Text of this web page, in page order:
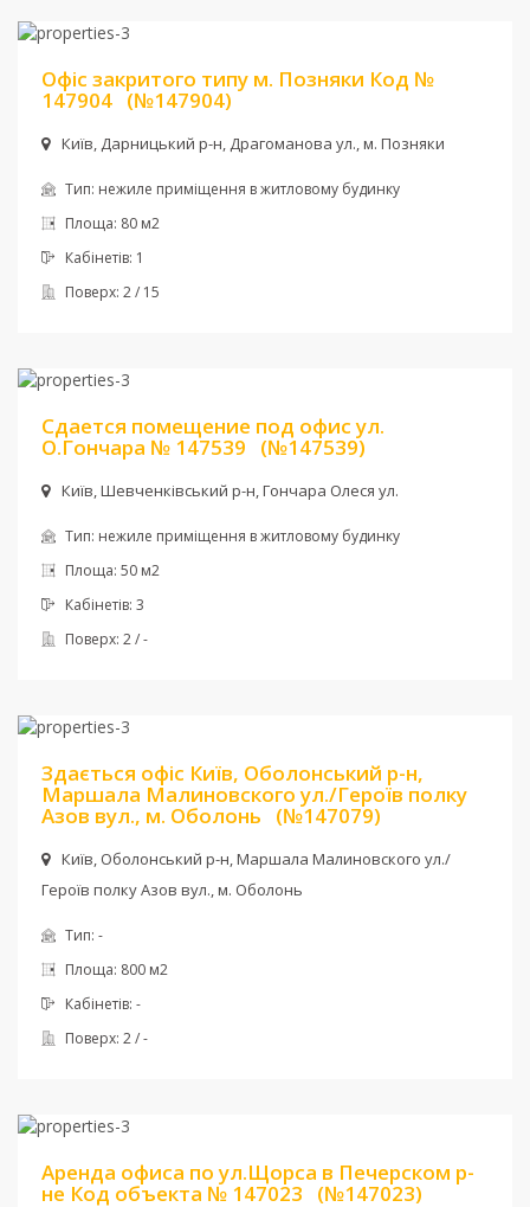
Офіс закритого типу м. Позняки Код №
147904 (№147904)
Київ, Дарницький р-н, Драгоманова ул., м. Позняки
Тип: нежиле приміщення в житловому будинку
Площа: 80 м2
Кабінетів: 1
Поверх: 2 / 15
Сдается помещение под офис ул.
О.Гончара № 147539 (№147539)
Київ, Шевченкiвський р-н, Гончара Олеся ул.
Тип: нежиле приміщення в житловому будинку
Площа: 50 м2
Кабінетів: 3
Поверх: 2 / -
Здається офіс Київ, Оболонський р-н,
Маршала Малиновского ул./Героїв полку
Азов вул., м. Оболонь (№147079)
Київ, Оболонський р-н, Маршала Малиновского ул./
Героїв полку Азов вул., м. Оболонь
Тип: -
Площа: 800 м2
Кабінетів: -
Поверх: 2 / -
Аренда офиса по ул.Щорса в Печерском р-
не Код объекта № 147023 (№147023)